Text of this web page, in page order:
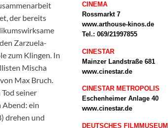
der bereits
Zarzuela-
zum Klingen. In
Mischa
Max Bruch.
seiner
Abend: ein
drehen und
CINEMA
Rossmarkt 7
www.arthouse-kinos.de
Tel.: 069/21997855
CINESTAR
Mainzer Landstraße 681
www.cinestar.de
CINESTAR METROPOLIS
Eschenheimer Anlage 40
www.cinestar.de
DEUTSCHES FILMMUSEUM